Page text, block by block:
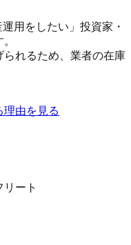
用をしたい」投資家・
れるため、業者の在庫
理由を見る
ート